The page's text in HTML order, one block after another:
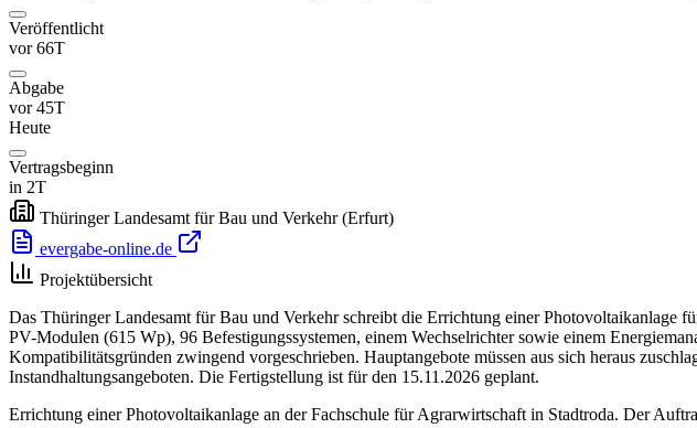
Veröffentlicht
vor 66T
Abgabe
vor 45T
Heute
Vertragsbeginn
in 2T
Thüringer Landesamt für Bau und Verkehr (Erfurt)
evergabe-online.de
Projektübersicht
Das Thüringer Landesamt für Bau und Verkehr schreibt die Errichtung einer Photovoltaikanlage
PV-Modulen (615 Wp), 96 Befestigungssystemen, einem Wechselrichter sowie einem
Kompatibilitätsgründen zwingend vorgeschrieben. Hauptangebote müssen aus sich heraus
Instandhaltungsangeboten. Die Fertigstellung ist für den 15.11.2026 geplant.
Errichtung einer Photovoltaikanlage an der Fachschule für Agrarwirtschaft in Stadtroda. Der